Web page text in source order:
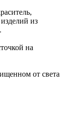
из
на
от света